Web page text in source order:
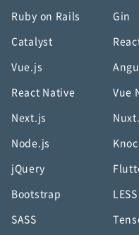
Ruby on Rails Gin
Catalyst
Vue.js
React Native Vue
Next.js
Node.js
jQuery
Bootstrap LESS
SASS